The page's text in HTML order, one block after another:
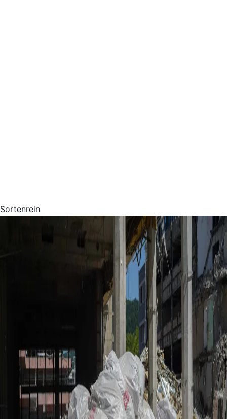
Sortenrein